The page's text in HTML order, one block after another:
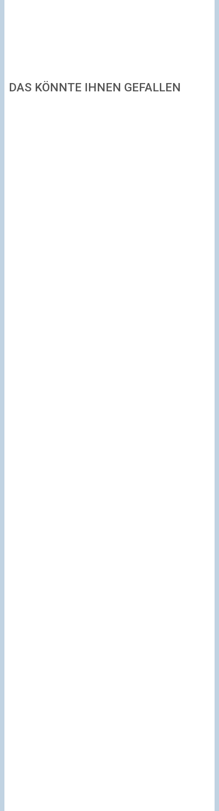
DAS KÖNNTE IHNEN GEFALLEN